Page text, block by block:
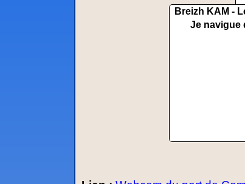
Breizh KAM -
Je navigue